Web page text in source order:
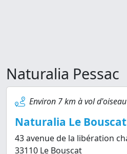
Naturalia Pessac
Environ 7 km à vol
Naturalia Le Bouscat
43 avenue de la libération
33110 Le Bouscat